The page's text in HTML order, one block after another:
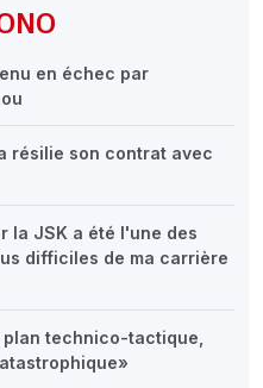
en échec par
résilie son contrat avec
la JSK a été l'une des
difficiles de ma carrière
technico-tactique,